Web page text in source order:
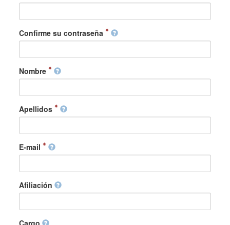
Confirme su contraseña
Nombre
Apellidos
E-mail
Afiliación
Cargo